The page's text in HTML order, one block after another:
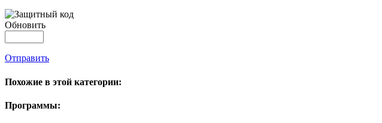
Обновить
Отправить
Похожие в этой категории:
Программы: